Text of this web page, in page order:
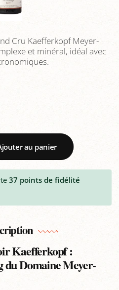
Cru Kaefferkopf Meyer-
et minéral, idéal avec
au panier
37 points de fidélité
Kaefferkopf :
du Domaine Meyer-